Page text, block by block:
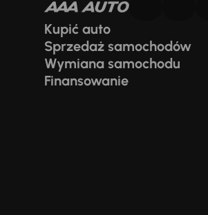
Kupić auto
Sprzedaż samochodów
Wymiana samochodu
Finansowanie